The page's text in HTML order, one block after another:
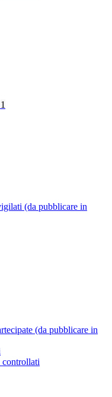
1
(da pubblicare in
(da pubblicare in